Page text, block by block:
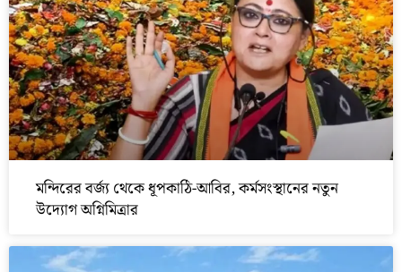
মন্দিরের বর্জ্য থেকে ধূপকাঠি-আবির, কর্মসংস্থানের নতুন
উদ্যোগ অগ্নিমিত্রার